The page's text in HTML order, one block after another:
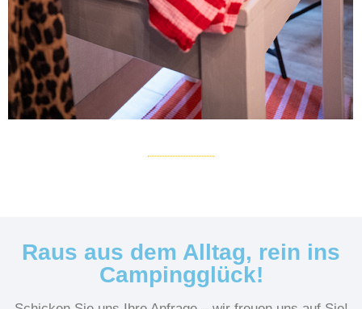
Raus aus dem Alltag, rein ins
Campingglück!